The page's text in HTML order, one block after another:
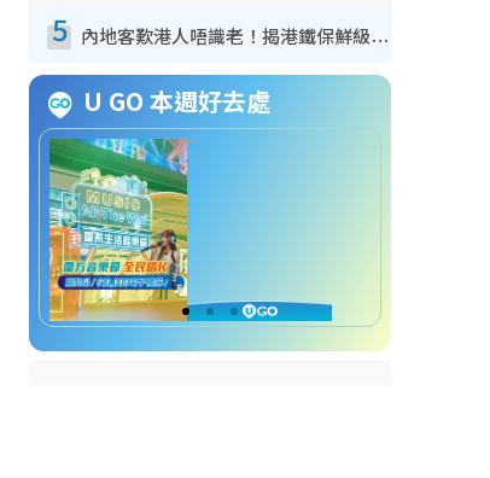
5 內地客歎港人唔識老！揭港鐵保鮮級冷氣 港人求放過：咪投訴
U GO 本週好去處